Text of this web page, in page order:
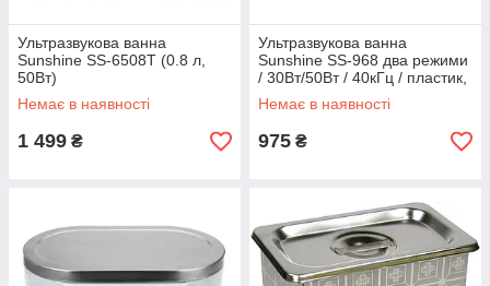
Ультразвукова ванна
Sunshine SS-6508T (0.8 л,
50Вт)
Немає в наявності
1 499 ₴
Ультразвукова ванна
Sunshine SS-968 два режими
/ 30Вт/50Вт / 40кГц / пластик,
металева кришка / 500 мл
Немає в наявності
975 ₴